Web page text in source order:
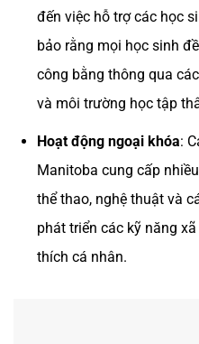
đến việc hỗ trợ các học
bảo rằng mọi học sinh
công bằng thông qua
và môi trường học tập
Hoạt động ngoại khóa:
Manitoba cung cấp
thể thao, nghệ thuật và
phát triển các kỹ năng
thích cá nhân.